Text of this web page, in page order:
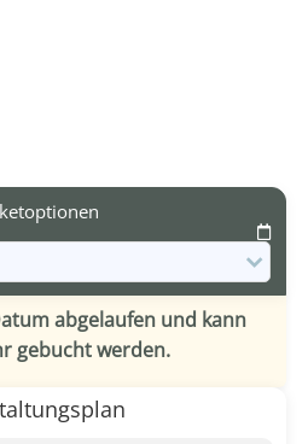
abgelaufen und kann
gebucht werden.